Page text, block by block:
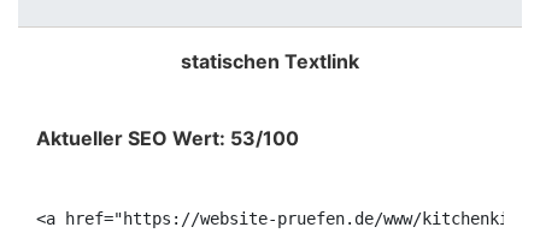
statischen Textlink
Aktueller SEO Wert: 53/100
<a href="https://website-pruefen.de/www/